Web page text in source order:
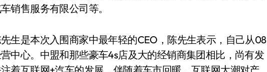
销售服务有限公司等。
生是本次入围商家中最年轻的CEO，陈先生表示，自己从08
中心。中盟和那些豪车4s店及大的经销商集团相比，尚有发